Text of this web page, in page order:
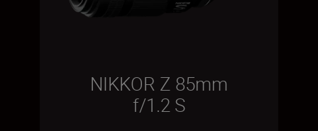
NIKKOR Z 85mm
f/1.2 S